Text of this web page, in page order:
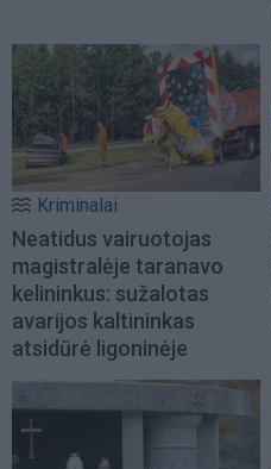
Kriminalai
Neatidus vairuotojas
magistralėje taranavo
kelininkus: sužalotas
avarijos kaltininkas
atsidūrė ligoninėje